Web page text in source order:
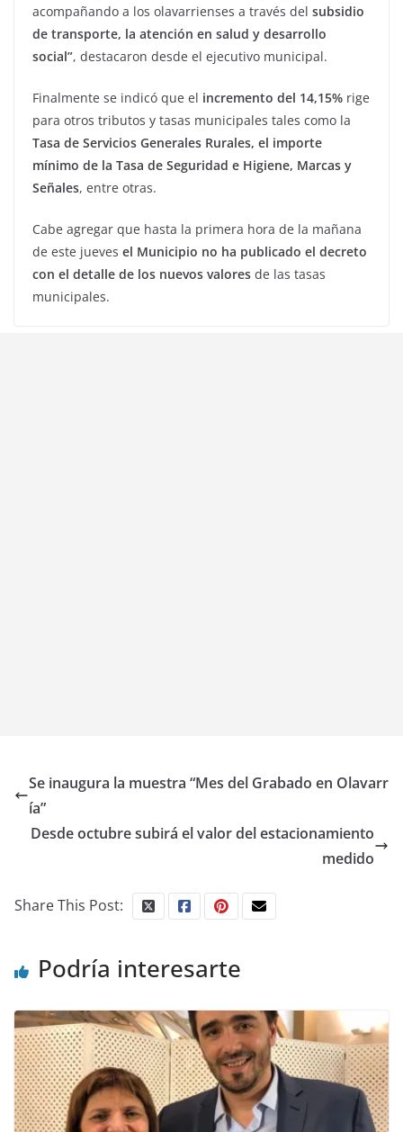
acompañando a los olavarrienses a través del subsidio
de transporte, la atención en salud y desarrollo
social”, destacaron desde el ejecutivo municipal.
Finalmente se indicó que el incremento del 14,15% rige
para otros tributos y tasas municipales tales como la
Tasa de Servicios Generales Rurales, el importe
mínimo de la Tasa de Seguridad e Higiene, Marcas y
Señales, entre otras.
Cabe agregar que hasta la primera hora de la mañana
de este jueves el Municipio no ha publicado el decreto
con el detalle de los nuevos valores de las tasas
municipales.
Se inaugura la muestra “Mes del Grabado en Olavarr
ía”
Desde octubre subirá el valor del estacionamiento
medido
Share This Post:
Podría interesarte